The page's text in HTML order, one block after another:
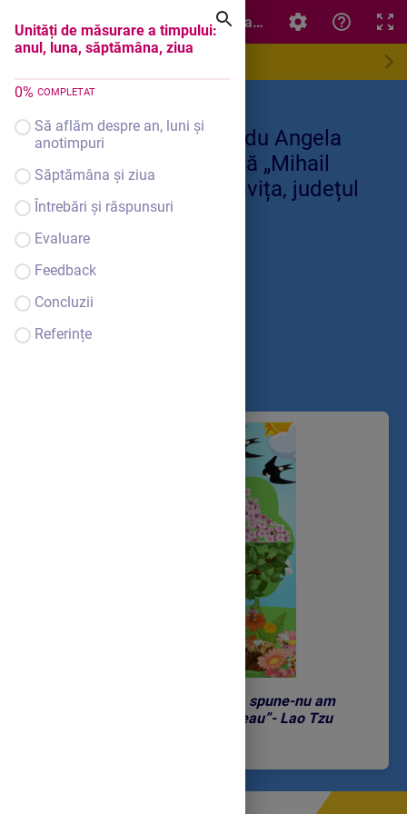
Unități de măsurare a timpului:
anul, luna, săptămâna, ziua
0% COMPLETAT
Să aflăm despre an, luni și
anotimpuri
Săptămâna și ziua
Întrebări și răspunsuri
Evaluare
Feedback
Concluzii
Referințe
Unități de măsurare a timpului: anul, luna, săptămâna,
prof. înv.primar Dodu Angela
Școala Gimnazială „Mihail
Sadoveanu” Dumbrăvița, județul
Botoșani
Timpul este un lucru creat. A spune-nu am
timp-înseamnă a spune-nu vreau”- Lao Tzu